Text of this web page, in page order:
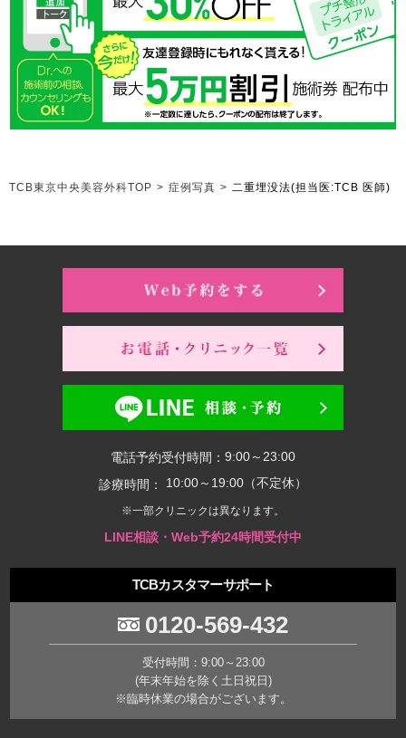
TCB東京中央美容外科TOP > 症例写真 > 二重埋没法(担当医:TCB 医師)
電話予約受付時間： 9:00～23:00
診療時間：
10:00～19:00（不定休）
※一部クリニックは異なります。
LINE相談・Web予約24時間受付中
TCBカスタマーサポート
0120-569-432
受付時間：9:00～23:00
(年末年始を除く土日祝日)
※臨時休業の場合がございます。